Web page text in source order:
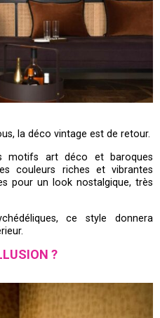
la déco vintage est de retour.
motifs art déco et baroques
couleurs riches et vibrantes
pour un look nostalgique, très
ce style donnera
?